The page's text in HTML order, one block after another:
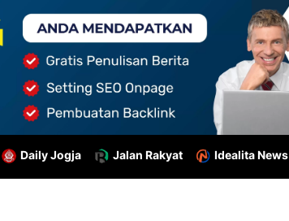
Daily Jogja Jalan Rakyat Idealita News